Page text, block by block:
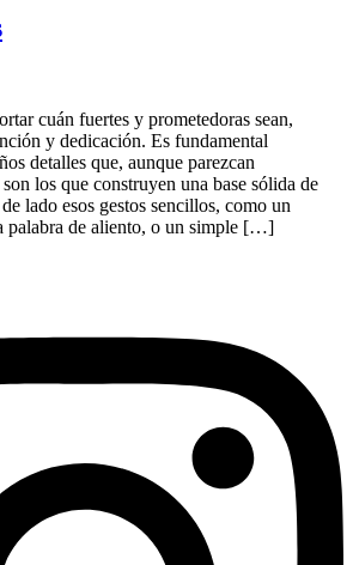
cuán fuertes y prometedoras sean,
y dedicación. Es fundamental
detalles que, aunque parezcan
los que construyen una base sólida de
lado esos gestos sencillos, como un
palabra de aliento, o un simple […]